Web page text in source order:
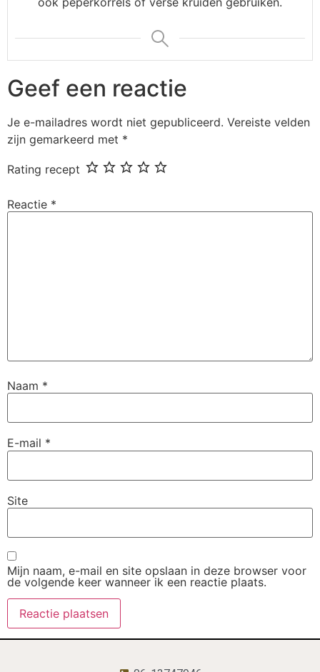
Geef een reactie
Je e-mailadres wordt niet gepubliceerd. Vereiste velden
zijn gemarkeerd met *
Rating recept
Reactie *
Naam *
E-mail *
Site
Mijn naam, e-mail en site opslaan in deze browser voor
de volgende keer wanneer ik een reactie plaats.